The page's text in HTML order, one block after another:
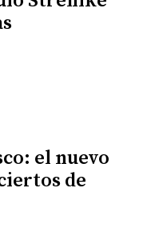
el nuevo
de